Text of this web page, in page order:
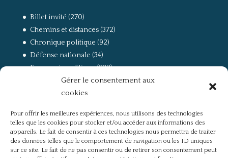
Gérer le consentement aux
cookies
Pour offrir les meilleures expériences, nous utilisons des technologies
telles que les cookies pour stocker et/ou accéder aux informations des
appareils. Le fait de consentir à ces technologies nous permettra de traiter
des données telles que le comportement de navigation ou les ID uniques
sur ce site. Le fait de ne pas consentir ou de retirer son consentement peut
Billet invité (270)
Chemins et distances(372)
Chronique politique (92)
Défense nationale (34)
Economie politique(238)
(168)
La guerre, la Résistance et la Déportation
Non classé(42)
Partis politiques, intelligentsia, médias(750)
Présentation(4)
Références (57)